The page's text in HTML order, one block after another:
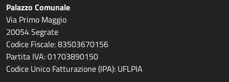
Palazzo Comunale
Via Primo Maggio
20054 Segrate
Codice Fiscale: 83503670156
Partita IVA: 01703890150
Codice Unico Fatturazione (IPA): UFLPIA